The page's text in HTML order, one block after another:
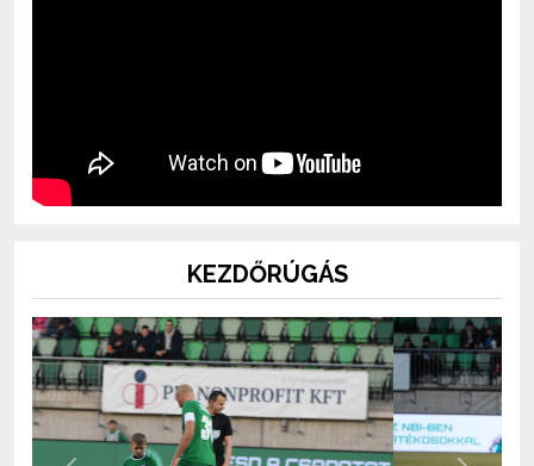
KEZDŐRÚGÁS
Previous Next